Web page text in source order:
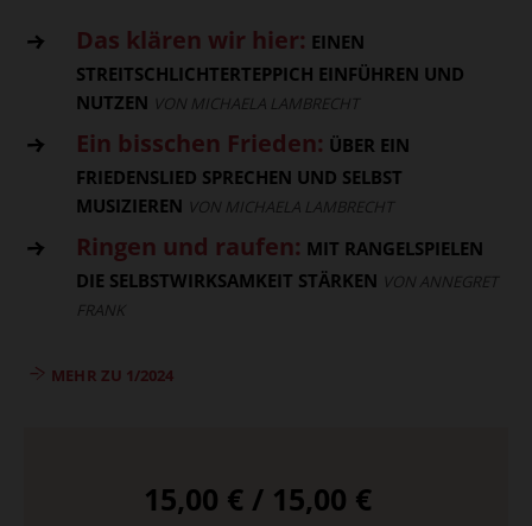
Das klären wir hier: EINEN
STREITSCHLICHTERTEPPICH EINFÜHREN UND
NUTZEN VON MICHAELA LAMBRECHT
Ein bisschen Frieden: ÜBER EIN
FRIEDENSLIED SPRECHEN UND SELBST
MUSIZIEREN VON MICHAELA LAMBRECHT
Ringen und raufen: MIT RANGELSPIELEN
DIE SELBSTWIRKSAMKEIT STÄRKEN VON ANNEGRET
FRANK
MEHR ZU 1/2024
15,00 € / 15,00 €